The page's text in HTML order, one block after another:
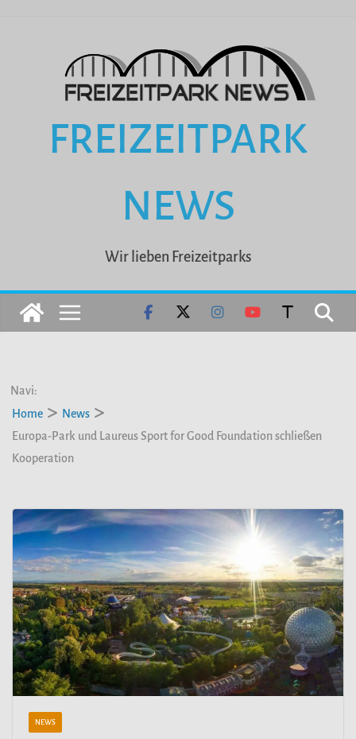
FREIZEITPARK
NEWS
Wir lieben Freizeitparks
Navi:
Home
News
Europa-Park und Laureus Sport for Good Foundation schließen
Kooperation
NEWS